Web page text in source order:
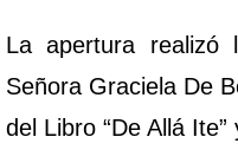
La apertura realizó
Señora Graciela De
del Libro “De Allá